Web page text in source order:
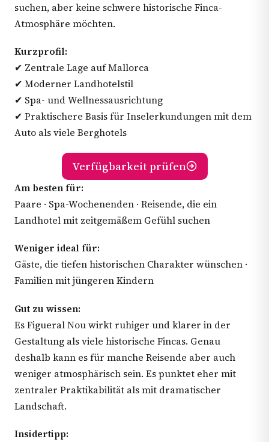
suchen, aber keine schwere historische Finca-
Atmosphäre möchten.
Kurzprofil:
✔ Zentrale Lage auf Mallorca
✔ Moderner Landhotelstil
✔ Spa- und Wellnessausrichtung
✔ Praktischere Basis für Inselerkundungen mit dem
Auto als viele Berghotels
Verfügbarkeit prüfen
Am besten für:
Paare · Spa-Wochenenden · Reisende, die ein
Landhotel mit zeitgemäßem Gefühl suchen
Weniger ideal für:
Gäste, die tiefen historischen Charakter wünschen ·
Familien mit jüngeren Kindern
Gut zu wissen:
Es Figueral Nou wirkt ruhiger und klarer in der
Gestaltung als viele historische Fincas. Genau
deshalb kann es für manche Reisende aber auch
weniger atmosphärisch sein. Es punktet eher mit
zentraler Praktikabilität als mit dramatischer
Landschaft.
Insidertipp: